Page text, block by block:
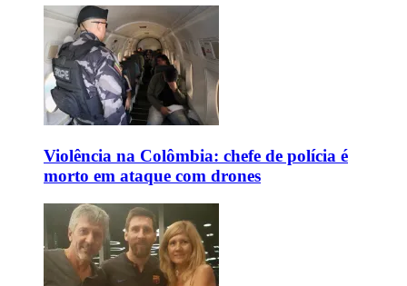
Violência na Colômbia: chefe de polícia é
morto em ataque com drones